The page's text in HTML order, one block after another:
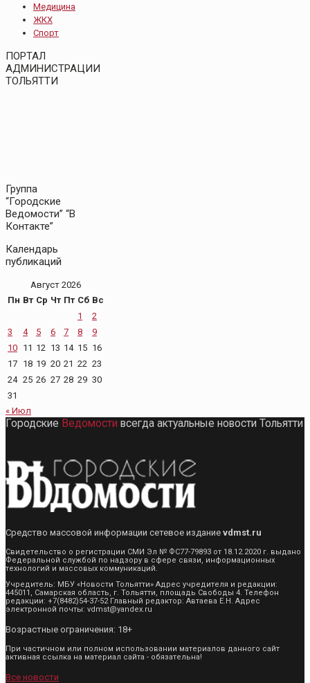
Медицина
ЖКХ
Спорт
ПОРТАЛ
АДМИНИСТРАЦИИ
ТОЛЬЯТТИ
Группа
“Городские
Ведомости” “В
Контакте”
Календарь
публикаций
Август 2026
Пн Вт Ср Чт Пт Сб Вс
1
2
3
4 5 6 7 8
9
10 11 12 13 14 15 16
17 18 19 20 21 22 23
24 25 26 27 28 29 30
31
« Июл
Городские Ведомости всегда актуальные новости Тольятти
Средство массовой информации сетевое издание vdmst.ru
Свидетельство о регистрации СМИ Эл № ФС77-79893 от 18.12.2020 г. выдано
Федеральной службой по надзору в сфере связи, информационных
технологий и массовых коммуникаций.
Учредитель: МБУ «Новости Тольятти» Адрес учредителя и редакции:
445011, Самарская область, г. Тольятти, площадь Свободы 4. Телефон
редакции: +7(8482)54-37-52 Главный редактор: Автаева Е.Н. Адрес
электронной почты: vdmst@yandex.ru
Возрастные ограничения: 18+
При частичном или полном использовании материалов данного сайт
активная ссылка на материал сайта - обязательна!
Все новости